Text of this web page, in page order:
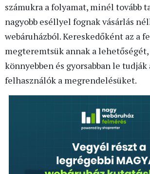
számukra a folyamat, minél tovább
nagyobb eséllyel fognak vásárlás
webáruházból. Kereskedőként az a
megteremtsük annak a
könnyebben és gyorsabban le tudják
felhasználók a megrendelésüket.